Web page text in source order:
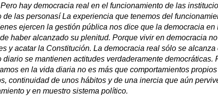
hay democracia real en el funcionamiento de las
de las personasí La experiencia que tenemos del
ejercen la gestión pública nos dice que la democracia en
haber alcanzado su plenitud. Porque vivir en democracia
y acatar la Constitución. La democracia real sólo se
diario se mantienen actitudes verdaderamente democráticas.
en la vida diaria no es más que comportamientos
continuidad de unos hábitos y de una inercia que aún
y en muestro sistema político.